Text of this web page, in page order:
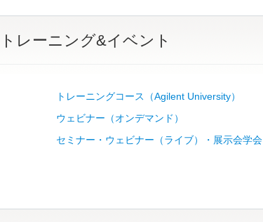
トレーニング&イベント
トレーニングコース（Agilent University）
ウェビナー（オンデマンド）
セミナー・ウェビナー（ライブ）・展示会学会